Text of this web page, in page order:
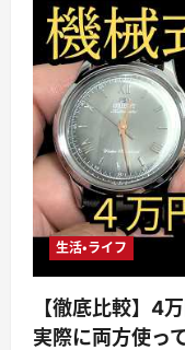
生活・ライフ
【徹底比較】4
実際に両方使っ